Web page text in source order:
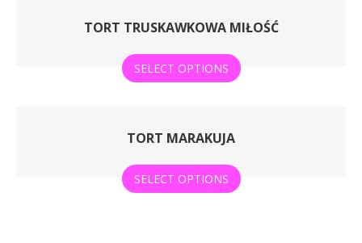
TORT TRUSKAWKOWA MIŁOŚĆ
SELECT OPTIONS
TORT MARAKUJA
SELECT OPTIONS